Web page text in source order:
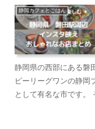
静岡カフェとごはん
静岡県の西部にある磐
ビーリーグワンの静岡
として有名な市です。 そんな、磐田市の入口でもあるJR磐田駅から